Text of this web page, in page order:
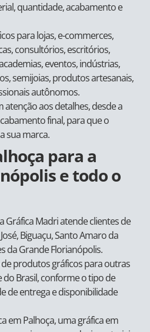
quantidade, acabamento e
para lojas, e-commerces,
consultórios, escritórios,
eventos, indústrias,
semijoias, produtos artesanais,
autônomos.
aos detalhes, desde a
final, para que o
sua marca.
para a
e todo o
Gráfica Madri atende clientes de
Biguaçu, Santo Amaro da
da Grande Florianópolis.
produtos gráficos para outras
do Brasil, conforme o tipo de
de entrega e disponibilidade
em Palhoça, uma gráfica em